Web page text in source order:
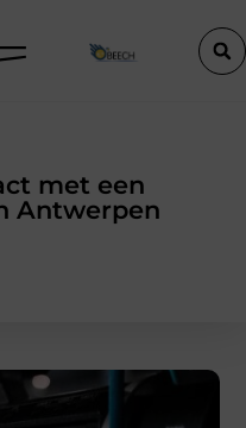
vastgoedcoach als start van een
met een
Antwerpen